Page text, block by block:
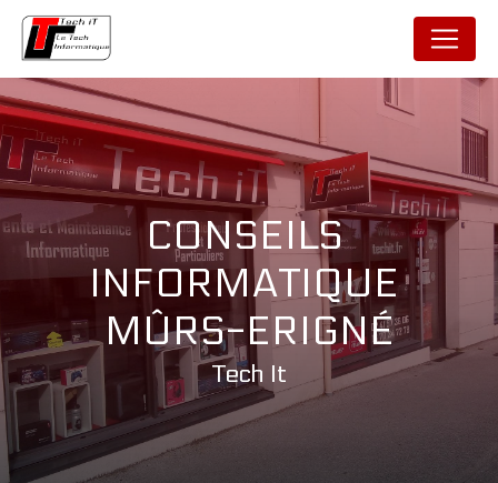
CONSEILS
INFORMATIQUE
MÛRS-ERIGNÉ
Tech It
Panneau de gestion des cookies